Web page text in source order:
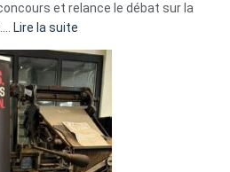
et relance le débat sur la
Lire la suite
Eurovision
2026
:
Pays-
Bas,
Espagne,